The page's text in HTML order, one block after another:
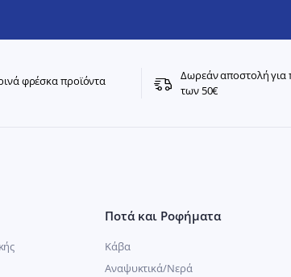
φρέσκα προϊόντα
Δωρεάν αποστολή για
των 50€
Ποτά και Ροφήματα
Κάβα
Αναψυκτικά/Νερά